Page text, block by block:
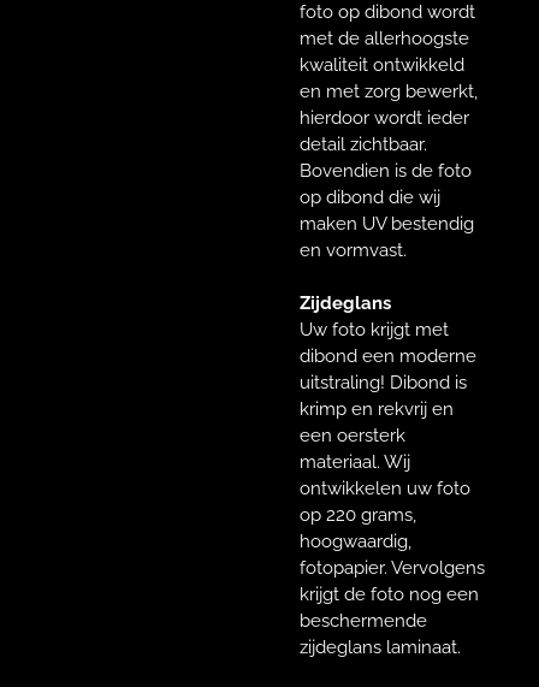
foto op dibond wordt
met de allerhoogste
kwaliteit ontwikkeld
en met zorg bewerkt,
hierdoor wordt ieder
detail zichtbaar.
Bovendien is de foto
op dibond die wij
maken UV bestendig
en vormvast.
Zijdeglans
Uw foto krijgt met
dibond een moderne
uitstraling! Dibond is
krimp en rekvrij en
een oersterk
materiaal. Wij
ontwikkelen uw foto
op 220 grams,
hoogwaardig,
fotopapier. Vervolgens
krijgt de foto nog een
beschermende
zijdeglans laminaat.